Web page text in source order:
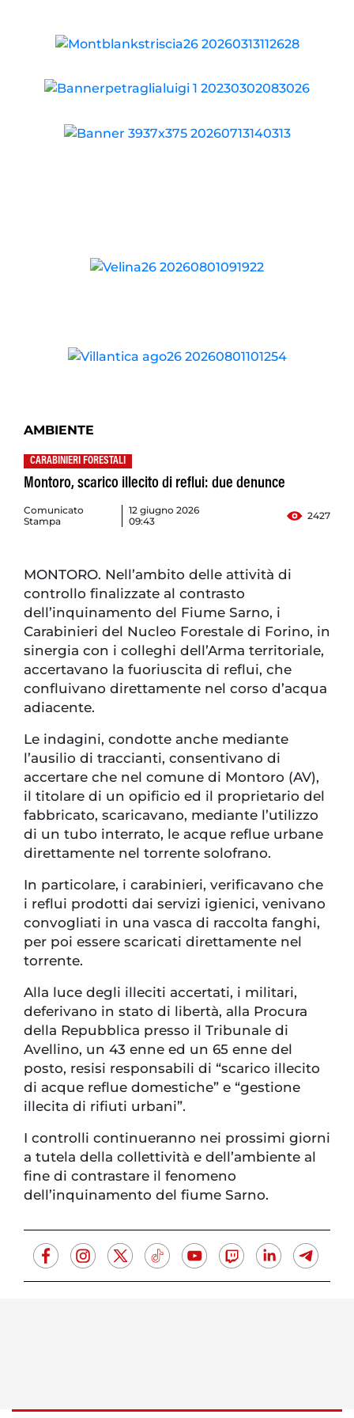
AMBIENTE
CARABINIERI FORESTALI
Montoro, scarico illecito di reflui: due denunce
Comunicato
Stampa
12 giugno 2026
09:43
2427
MONTORO. Nell’ambito delle attività di
controllo finalizzate al contrasto
dell’inquinamento del Fiume Sarno, i
Carabinieri del Nucleo Forestale di Forino, in
sinergia con i colleghi dell’Arma territoriale,
accertavano la fuoriuscita di reflui, che
confluivano direttamente nel corso d’acqua
adiacente.
Le indagini, condotte anche mediante
l’ausilio di traccianti, consentivano di
accertare che nel comune di Montoro (AV),
il titolare di un opificio ed il proprietario del
fabbricato, scaricavano, mediante l’utilizzo
di un tubo interrato, le acque reflue urbane
direttamente nel torrente solofrano.
In particolare, i carabinieri, verificavano che
i reflui prodotti dai servizi igienici, venivano
convogliati in una vasca di raccolta fanghi,
per poi essere scaricati direttamente nel
torrente.
Alla luce degli illeciti accertati, i militari,
deferivano in stato di libertà, alla Procura
della Repubblica presso il Tribunale di
Avellino, un 43 enne ed un 65 enne del
posto, resisi responsabili di “scarico illecito
di acque reflue domestiche” e “gestione
illecita di rifiuti urbani”.
I controlli continueranno nei prossimi giorni
a tutela della collettività e dell’ambiente al
fine di contrastare il fenomeno
dell’inquinamento del fiume Sarno.